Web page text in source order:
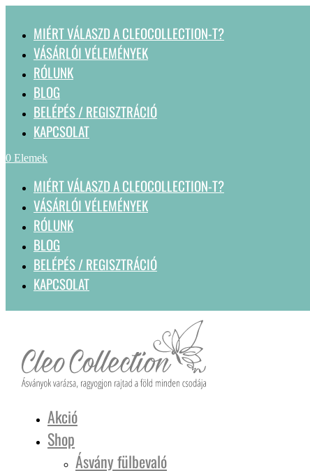
MIÉRT VÁLASZD A CLEOCOLLECTION-T?
VÁSÁRLÓI VÉLEMÉNYEK
RÓLUNK
BLOG
BELÉPÉS / REGISZTRÁCIÓ
KAPCSOLAT
0 Elemek
MIÉRT VÁLASZD A CLEOCOLLECTION-T?
VÁSÁRLÓI VÉLEMÉNYEK
RÓLUNK
BLOG
BELÉPÉS / REGISZTRÁCIÓ
KAPCSOLAT
Akció
Shop
Ásvány fülbevaló